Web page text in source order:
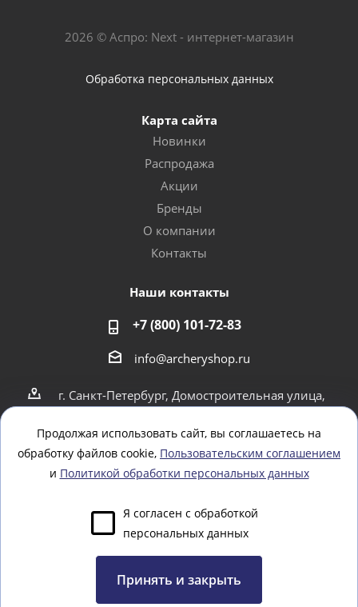
2026 © Аспро: Next - интернет-магазин
Обработка персональных данных
Карта сайта
Новинки
Распродажа
Акции
Бренды
О компании
Контакты
Наши контакты
+7 (800) 101-72-83
info@archeryshop.ru
г. Санкт-Петербург, Домостроительная улица,
г. Санкт-Петербург Пионерская 21
Оставайтесь на связи
Продолжая использовать сайт, вы соглашаетесь на
обработку файлов cookie, Пользовательским соглашением
и Политикой обработки персональных данных
Я согласен с обработкой
персональных данных
Принять и закрыть